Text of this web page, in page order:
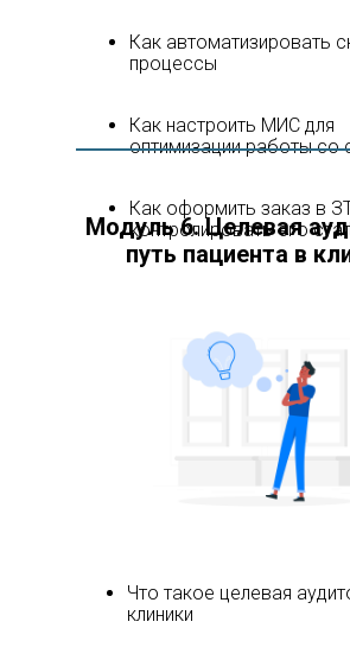
Как автоматизировать
процессы
Как настроить МИС для
оптимизации работы со
Как оформить заказ в
контролировать его
Модуль 6. Целевая
путь пациента в
Что такое целевая
клиники